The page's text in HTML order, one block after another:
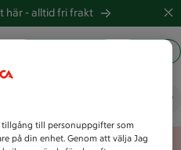
här -alltid fri frakt
tillgång till personuppgifter som
på din enhet. Genom att välja Jag